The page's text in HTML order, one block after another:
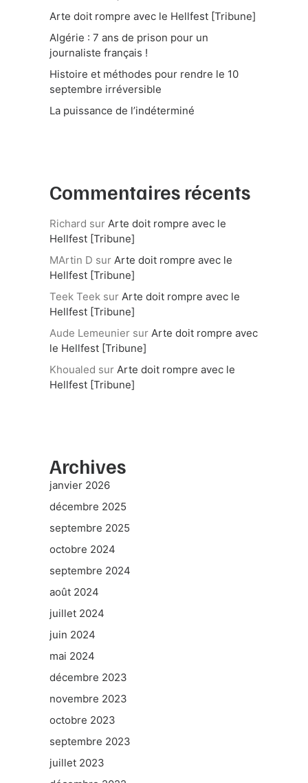
Arte doit rompre avec le Hellfest [Tribune]
Algérie : 7 ans de prison pour un
journaliste français !
Histoire et méthodes pour rendre le 10
septembre irréversible
La puissance de l’indéterminé
Commentaires récents
Richard sur Arte doit rompre avec le
Hellfest [Tribune]
MArtin D sur Arte doit rompre avec le
Hellfest [Tribune]
Teek Teek sur Arte doit rompre avec le
Hellfest [Tribune]
Aude Lemeunier sur Arte doit rompre avec
le Hellfest [Tribune]
Khoualed sur Arte doit rompre avec le
Hellfest [Tribune]
Archives
janvier 2026
décembre 2025
septembre 2025
octobre 2024
septembre 2024
août 2024
juillet 2024
juin 2024
mai 2024
décembre 2023
novembre 2023
octobre 2023
septembre 2023
juillet 2023